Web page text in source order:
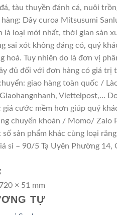
tàu thuyền đánh cá, nuôi
Dây curoa Mitsusumi
là loại mới nhất, thời gian sản
sai xót không đáng có, quý
hoá. Tuy nhiên do là đơn vị
đủ đối với đơn hàng có giá
giao hàng toàn quốc /
Viettelpost,…
giá cước mềm hơn giúp quý
chuyển khoản / Momo/ Zalo
sản phẩm khác cùng loại
sỉ – 90/5 Tạ Uyên Phường 14,
× 51 mm
TỰ